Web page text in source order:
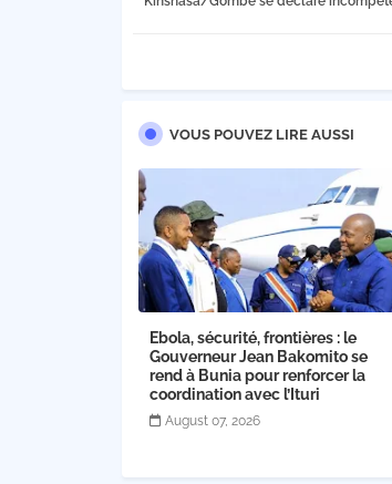
VOUS POUVEZ LIRE AUSSI
Ebola, sécurité, frontières : le
Gouverneur Jean Bakomito se
rend à Bunia pour renforcer la
coordination avec l’Ituri
August 07, 2026